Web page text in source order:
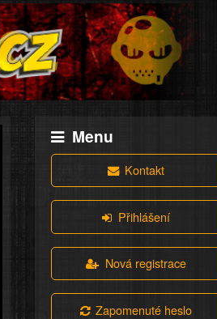
Menu
Kontakt
Přihlášení
Nová registrace
Zapomenuté heslo